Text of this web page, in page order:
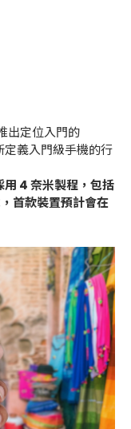
出定位入門的
義入門級手機的行
4 奈米製程，包括
首款裝置預計會在